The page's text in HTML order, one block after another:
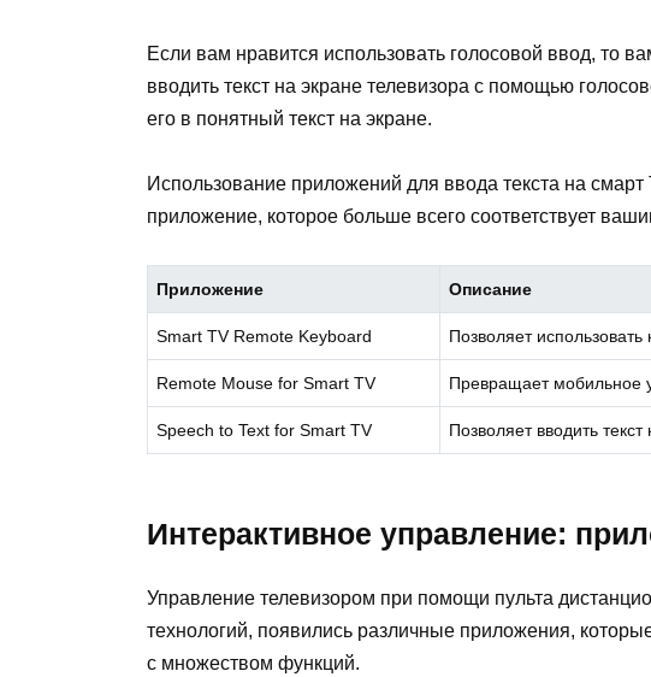
Если вам нравится использовать голосовой ввод, то
вводить текст на экране телевизора с помощью
его в понятный текст на экране.
Использование приложений для ввода текста на
приложение, которое больше всего соответствует
Приложение Описание
Smart TV Remote Keyboard Позволяет использовать
Remote Mouse for Smart TV Превращает мобильное
Speech to Text for Smart TV Позволяет вводить
Интерактивное управление:
Управление телевизором при помощи пульта
технологий, появились различные приложения,
с множеством функций.